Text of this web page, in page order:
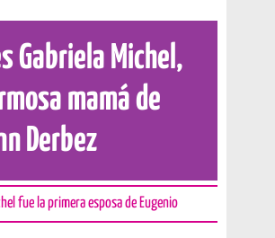
Gabriela Michel,
mamá de
Derbez
fue la primera esposa de Eugenio